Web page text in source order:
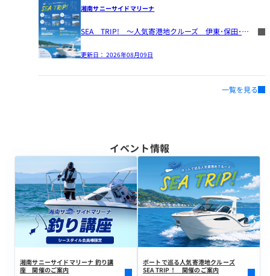
湘南サニーサイドマリーナ
SEA TRIP! ～人気寄港地クルーズ 伊東･保田･初島･熱海 ～
更新日： 2026年08月09日
一覧を見る
イベント情報
湘南サニーサイドマリーナ 釣り講
座 開催のご案内
ボートで巡る人気寄港地クルーズ
SEA TRIP！ 開催のご案内